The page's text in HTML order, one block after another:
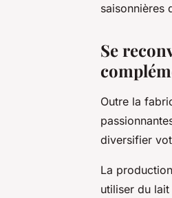
saisonnières
Se
Outre la
diversifier
La
utiliser du